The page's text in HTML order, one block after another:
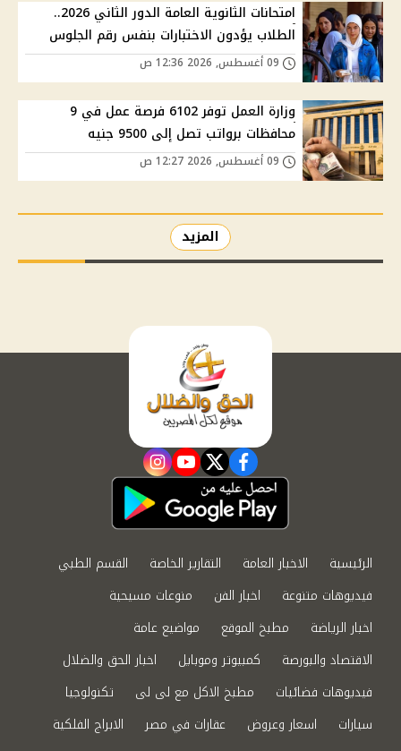
امتحانات الثانوية العامة الدور الثاني 2026..
الطلاب يؤدون الاختبارات بنفس رقم الجلوس
وزارة العمل توفر 6102 فرصة عمل في 9
محافظات برواتب تصل إلى 9500 جنيه
المزيد
facebook
twitter
youtube
instagram
الرئيسية الاخبار العامة التقارير الخاصة
القسم الطبي
فيديوهات متنوعة
اخبار الفن
منوعات مسيحية
اخبار الرياضة
مطبخ الموقع
مواضيع عامة
الاقتصاد والبورصة
كمبيوتر وموبايل
اخبار الحق والضلال
فيديوهات فضائيات
مطبخ الاكل مع لى لى
تكنولوجيا
سيارات
اسعار وعروض عقارات في مصر
الابراج الفلكية